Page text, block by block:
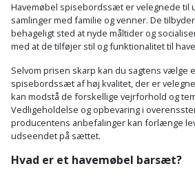
WinWin
plader
Savbuk
Savklinge
Skraber
Skruestik
Skruetrækker
Kompressor
Ligesliber
Limpistol
Linjelaser
Lommelygte
Merchandise
Mobiltilbehør
Pavillon
Personlig
Havemøbel spisebordssæt er velegnede til
samlinger med familie og venner. De
behageligt sted at nyde måltider og
med at de tilføjer stil og funktionalitet til
Selvom prisen skarp kan du sagtens vælge
spisebordssæt af høj kvalitet, der er
kan modstå de forskellige vejrforhold og
Vedligeholdelse og opbevaring i
producentens anbefalinger kan forlænge
udseendet på sættet.
Hvad er et havemøbel barsæt?